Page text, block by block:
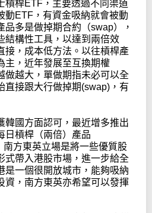
槓桿ETF，主要透過不同渠道
動ETF，有資金吸納就會被動
多是做掉期合約（swap），
結構性工具，以達到兩倍效
接，成本低方法。以往槓桿產
主，近年發展至互換期權
做越大，單做期指未必可以全
直接跟大行做掉期(swap)，有
韓國方面認可，最近增多推出
日槓桿（兩倍）產品
南方東英立場是將一些優質股
式帶入港股市場，進一步給全
是一個很開放城市，能夠吸納
資，南方東英亦希望可以發揮